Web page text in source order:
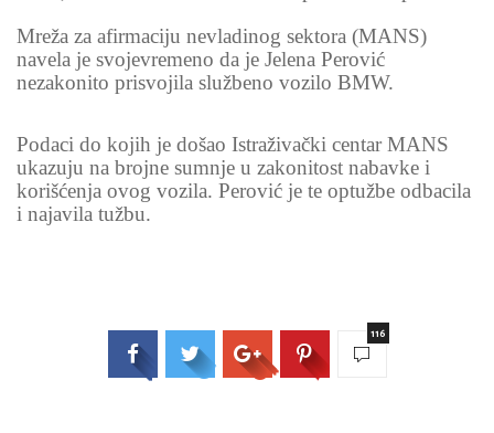
Mreža za afirmaciju nevladinog sektora (MANS)
navela je svojevremeno da je Jelena Perović
nezakonito prisvojila službeno vozilo BMW.
Podaci do kojih je došao Istraživački centar MANS
ukazuju na brojne sumnje u zakonitost nabavke i
korišćenja ovog vozila. Perović je te optužbe odbacila
i najavila tužbu.
116